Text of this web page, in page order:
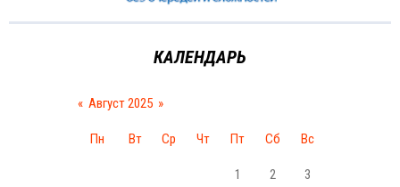
КАЛЕНДАРЬ
« Август 2025 »
Пн Вт Ср Чт Пт Сб Вс
1 2 3